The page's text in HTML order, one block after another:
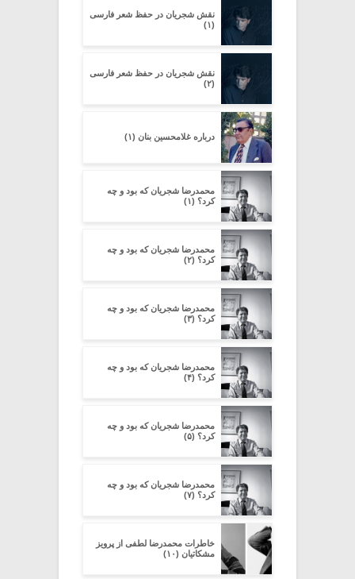
نقش شجریان در حفظ شعر فارسی
(۱)
نقش شجریان در حفظ شعر فارسی
(۲)
درباره غلامحسین بنان (۱)
محمدرضا شجریان که بود و چه
کرد؟ (۱)
محمدرضا شجریان که بود و چه
کرد؟ (۲)
محمدرضا شجریان که بود و چه
کرد؟ (۳)
محمدرضا شجریان که بود و چه
کرد؟ (۴)
محمدرضا شجریان که بود و چه
کرد؟ (۵)
محمدرضا شجریان که بود و چه
کرد؟ (۷)
خاطرات محمدرضا لطفی از پرویز
مشکاتیان (۱۰)